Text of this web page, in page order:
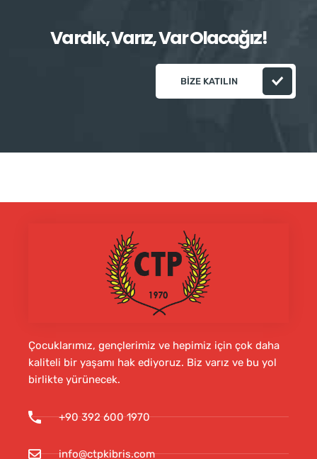
Vardık, Varız, Var Olacağız!
BIZE KATILIN
Çocuklarımız, gençlerimiz ve hepimiz için çok daha
kaliteli bir yaşamı hak ediyoruz. Biz varız ve bu yol
birlikte yürünecek.
+90 392 600 1970
info@ctpkibris.com